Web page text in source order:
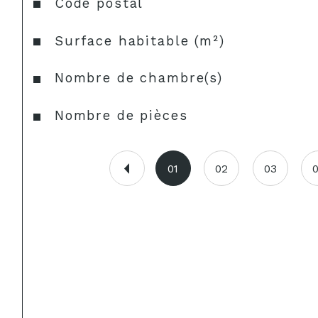
Code postal
Surface habitable (m²)
Nombre de chambre(s)
Nombre de pièces
01 02 03